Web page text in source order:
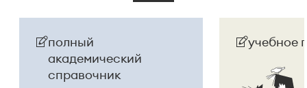
полный
академический
справочник
учебное